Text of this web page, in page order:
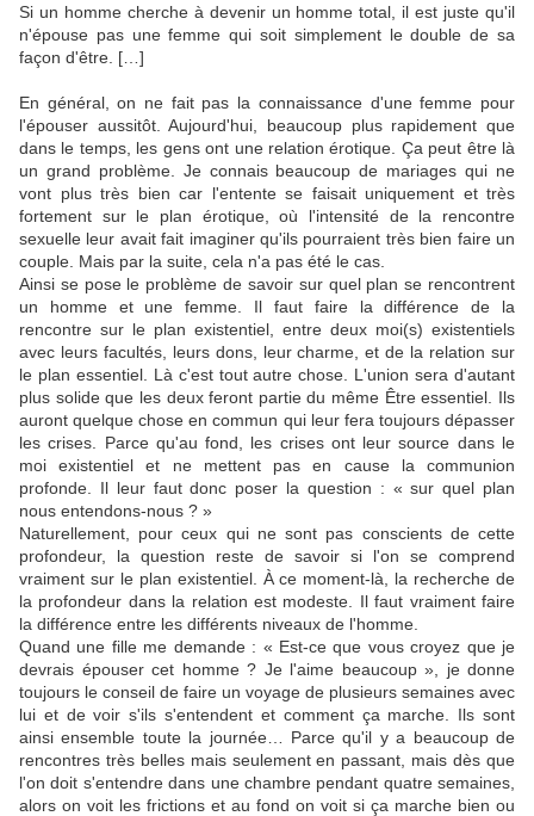
Si un homme cherche à devenir un homme total, il est juste qu'il
n'épouse pas une femme qui soit simplement le double de sa
façon d'être. […]
En général, on ne fait pas la connaissance d'une femme pour
l'épouser aussitôt. Aujourd'hui, beaucoup plus rapidement que
dans le temps, les gens ont une relation érotique. Ça peut être là
un grand problème. Je connais beaucoup de mariages qui ne
vont plus très bien car l'entente se faisait uniquement et très
fortement sur le plan érotique, où l'intensité de la rencontre
sexuelle leur avait fait imaginer qu'ils pourraient très bien faire un
couple. Mais par la suite, cela n'a pas été le cas.
Ainsi se pose le problème de savoir sur quel plan se rencontrent
un homme et une femme. Il faut faire la différence de la
rencontre sur le plan existentiel, entre deux moi(s) existentiels
avec leurs facultés, leurs dons, leur charme, et de la relation sur
le plan essentiel. Là c'est tout autre chose. L'union sera d'autant
plus solide que les deux feront partie du même Être essentiel. Ils
auront quelque chose en commun qui leur fera toujours dépasser
les crises. Parce qu'au fond, les crises ont leur source dans le
moi existentiel et ne mettent pas en cause la communion
profonde. Il leur faut donc poser la question : « sur quel plan
nous entendons-nous ? »
Naturellement, pour ceux qui ne sont pas conscients de cette
profondeur, la question reste de savoir si l'on se comprend
vraiment sur le plan existentiel. À ce moment-là, la recherche de
la profondeur dans la relation est modeste. Il faut vraiment faire
la différence entre les différents niveaux de l'homme.
Quand une fille me demande : « Est-ce que vous croyez que je
devrais épouser cet homme ? Je l'aime beaucoup », je donne
toujours le conseil de faire un voyage de plusieurs semaines avec
lui et de voir s'ils s'entendent et comment ça marche. Ils sont
ainsi ensemble toute la journée… Parce qu'il y a beaucoup de
rencontres très belles mais seulement en passant, mais dès que
l'on doit s'entendre dans une chambre pendant quatre semaines,
alors on voit les frictions et au fond on voit si ça marche bien ou